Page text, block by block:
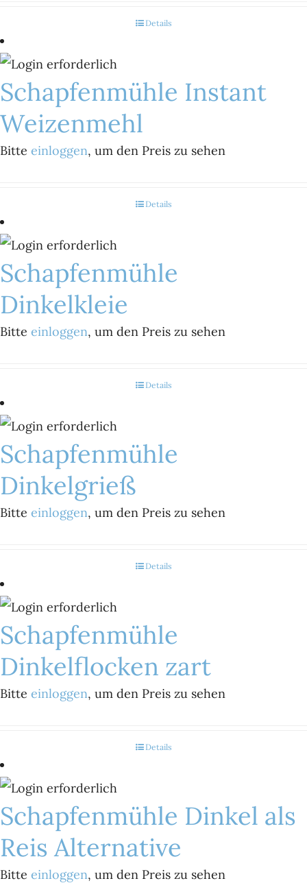
Details
Schapfenmühle Instant
Weizenmehl
Bitte einloggen, um den Preis zu sehen
Details
Schapfenmühle
Dinkelkleie
Bitte einloggen, um den Preis zu sehen
Details
Schapfenmühle
Dinkelgrieß
Bitte einloggen, um den Preis zu sehen
Details
Schapfenmühle
Dinkelflocken zart
Bitte einloggen, um den Preis zu sehen
Details
Schapfenmühle Dinkel als
Reis Alternative
Bitte einloggen, um den Preis zu sehen